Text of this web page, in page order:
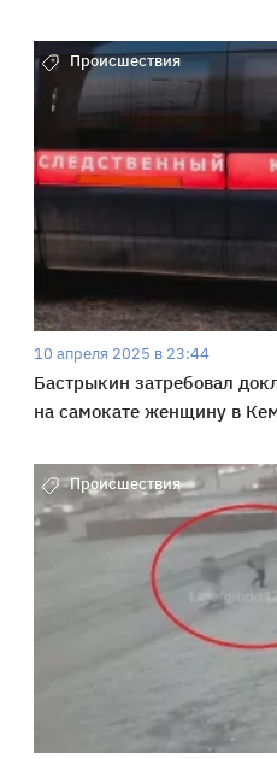
Происшествия
10 апреля 2025 в 23:44
Бастрыкин затребовал
на самокате женщину в
Происшествия